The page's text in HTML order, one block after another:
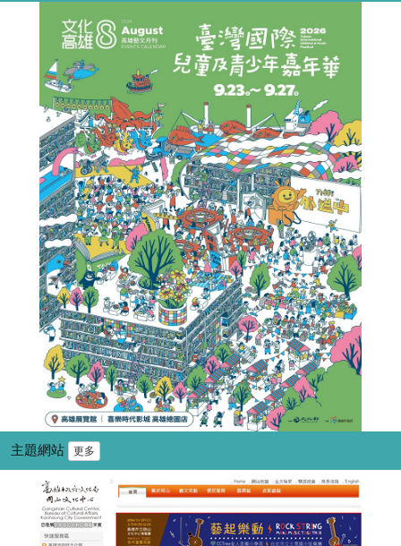
主題網站 更多